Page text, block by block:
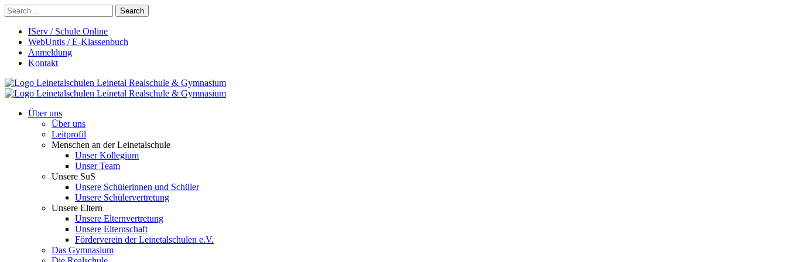
Search
IServ / Schule Online
WebUntis / E-Klassenbuch
Anmeldung
Kontakt
Leinetalschulen Leinetal Realschule & Gymnasium
Leinetalschulen Leinetal Realschule & Gymnasium
Über uns
Über uns
Leitprofil
Menschen an der Leinetalschule
Unser Kollegium
Unser Team
Unsere SuS
Unsere Schülerinnen und Schüler
Unsere Schülervertretung
Unsere Eltern
Unsere Elternvertretung
Unsere Elternschaft
Förderverein der Leinetalschulen e.V.
Das Gymnasium